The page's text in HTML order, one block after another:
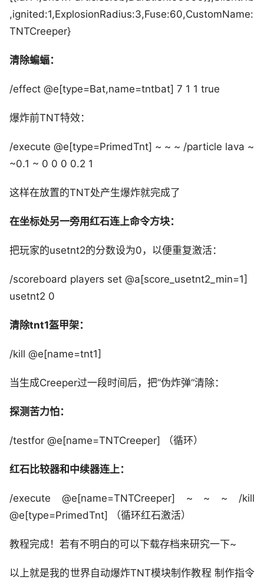
,ignited:1,ExplosionRadius:3,Fuse:60,CustomName:
TNTCreeper}
清除蝙蝠：
/effect @e[type=Bat,name=tntbat] 7 1 1 true
爆炸前TNT特效：
/execute @e[type=PrimedTnt] ~ ~ ~ /particle lava ~
~0.1 ~ 0 0 0 0.2 1
这样在放置的TNT处产生爆炸就完成了
在坐标处另一旁用红石连上命令方块：
把玩家的usetnt2的分数设为0，以便重复激活：
/scoreboard players set @a[score_usetnt2_min=1]
usetnt2 0
清除tnt1盔甲架：
/kill @e[name=tnt1]
当生成Creeper过一段时间后，把”伪炸弹“清除：
探测苦力怕：
/testfor @e[name=TNTCreeper] （循环）
红石比较器和中续器连上：
/execute @e[name=TNTCreeper] ~ ~ ~ /kill
@e[type=PrimedTnt] （循环红石激活）
教程完成！若有不明白的可以下载存档来研究一下~
以上就是我的世界自动爆炸TNT模块制作教程 制作指令